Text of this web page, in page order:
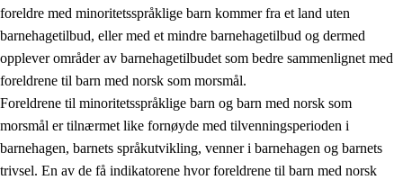
foreldre med minoritetsspråklige barn kommer fra et land uten
barnehagetilbud, eller med et mindre barnehagetilbud og dermed
opplever områder av barnehagetilbudet som bedre sammenlignet med
foreldrene til barn med norsk som morsmål.
Foreldrene til minoritetsspråklige barn og barn med norsk som
morsmål er tilnærmet like fornøyde med tilvenningsperioden i
barnehagen, barnets språkutvikling, venner i barnehagen og barnets
trivsel. En av de få indikatorene hvor foreldrene til barn med norsk